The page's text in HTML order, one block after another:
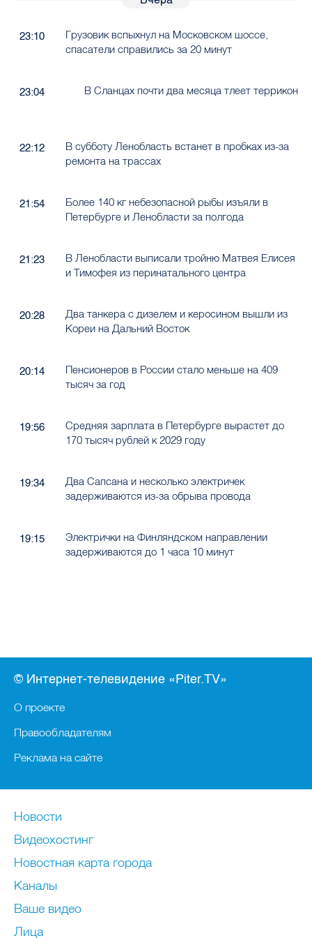
23:10
Грузовик вспыхнул на Московском шоссе,
спасатели справились за 20 минут
23:04 В Сланцах почти два месяца тлеет террикон
22:12
В субботу Ленобласть встанет в пробках из-за
ремонта на трассах
21:54
Более 140 кг небезопасной рыбы изъяли в
Петербурге и Ленобласти за полгода
21:23
В Ленобласти выписали тройню Матвея Елисея
и Тимофея из перинатального центра
20:28
Два танкера с дизелем и керосином вышли из
Кореи на Дальний Восток
20:14
Пенсионеров в России стало меньше на 409
тысяч за год
19:56
Средняя зарплата в Петербурге вырастет до
170 тысяч рублей к 2029 году
19:34
Два Сапсана и несколько электричек
задерживаются из-за обрыва провода
19:15
Электрички на Финляндском направлении
задерживаются до 1 часа 10 минут
© Интернет-телевидение «Piter.TV»
О проекте
Правообладателям
Реклама на сайте
Новости
Видеохостинг
Новостная карта города
Каналы
Ваше видео
Лица